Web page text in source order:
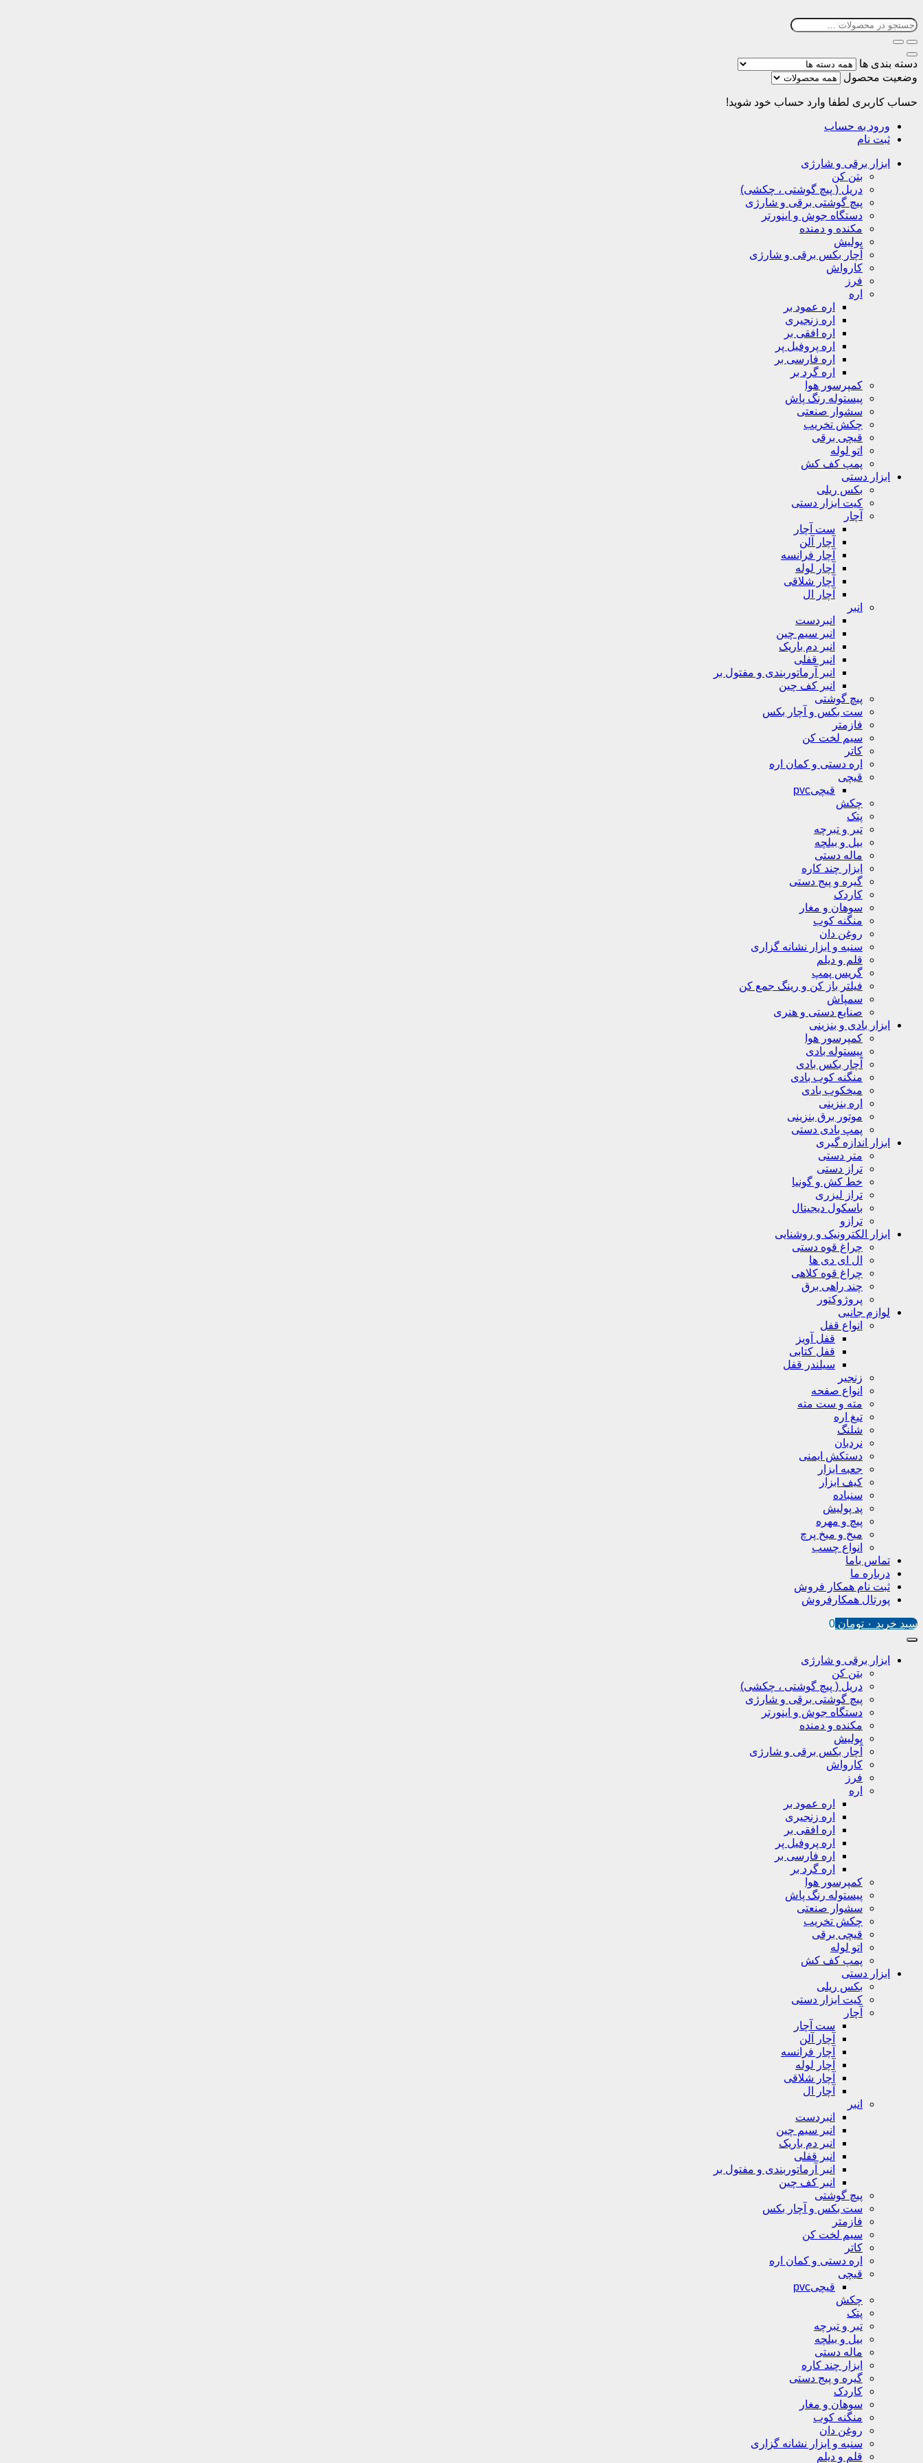
دسته بندی ها
وضعیت محصول
حساب کاربری لطفا وارد حساب خود شوید!
ورود به حساب
ثبت نام
ابزار برقی و شارژی
بتن کن
دریل ( پیچ گوشتی ، چکشی)
پیچ گوشتی برقی و شارژی
دستگاه جوش و اینورتر
مکنده و دمنده
پولیش
آچار بکس برقی و شارژی
کارواش
فرز
اره
اره عمود بر
اره زنجیری
اره افقی بر
اره پروفیل پر
اره فارسی بر
اره گرد بر
کمپرسور هوا
پیستوله رنگ پاش
سشوار صنعتی
چکش تخریب
قیچی برقی
اتو لوله
پمپ کف کش
ابزار دستی
بکس ریلی
کیت ابزار دستی
آچار
ست آچار
آچار آلن
آچار فرانسه
آچار لوله
آچار شلاقی
آچار ال
انبر
انبردست
انبر سیم چین
انبر دم باریک
انبر قفلی
انبر آرماتوربندی و مفتول بر
انبر کف چین
پیچ گوشتی
ست بکس و آچار بکس
فازمتر
سیم لخت کن
کاتر
اره دستی و کمان اره
قیچی
قیچیpvc
چکش
پتک
تبر و تبرچه
بیل و بیلچه
ماله دستی
ابزار چند کاره
گیره و پیج دستی
کاردک
سوهان و مغار
منگنه کوب
روغن دان
سنبه و ابزار نشانه گزاری
قلم و دیلم
گریس پمپ
فیلتر باز کن و رینگ جمع کن
سمپاش
صنایع دستی و هنری
ابزار بادی و بنزینی
کمپرسور هوا
پیستوله بادی
آچار بکس بادی
منگنه کوب بادی
میخکوب بادی
اره بنزینی
موتور برق بنزینی
پمپ بادی دستی
ابزار اندازه گیری
متر دستی
تراز دستی
خط کش و گونیا
تراز لیزری
باسکول دیجیتال
ترازو
ابزار الکترونیک و روشنایی
چراغ قوه دستی
ال ای دی ها
چراغ قوه کلاهی
چند راهی برق
پروژوکتور
لوازم جانبی
انواع قفل
قفل آویز
قفل کتابی
سیلندر قفل
زنجیر
انواع صفحه
مته و ست مته
تیغ اره
شلنگ
نردبان
دستکش ایمنی
جعبه ابزار
کیف ابزار
سنباده
پد پولیش
پیچ و مهره
میخ و میخ پرچ
انواع چسب
تماس باما
درباره ما
ثبت نام همکار فروش
پورتال همکارفروش
سبد خرید ۰ تومان 0
ابزار برقی و شارژی
بتن کن
دریل ( پیچ گوشتی ، چکشی)
پیچ گوشتی برقی و شارژی
دستگاه جوش و اینورتر
مکنده و دمنده
پولیش
آچار بکس برقی و شارژی
کارواش
فرز
اره
اره عمود بر
اره زنجیری
اره افقی بر
اره پروفیل پر
اره فارسی بر
اره گرد بر
کمپرسور هوا
پیستوله رنگ پاش
سشوار صنعتی
چکش تخریب
قیچی برقی
اتو لوله
پمپ کف کش
ابزار دستی
بکس ریلی
کیت ابزار دستی
آچار
ست آچار
آچار آلن
آچار فرانسه
آچار لوله
آچار شلاقی
آچار ال
انبر
انبردست
انبر سیم چین
انبر دم باریک
انبر قفلی
انبر آرماتوربندی و مفتول بر
انبر کف چین
پیچ گوشتی
ست بکس و آچار بکس
فازمتر
سیم لخت کن
کاتر
اره دستی و کمان اره
قیچی
قیچیpvc
چکش
پتک
تبر و تبرچه
بیل و بیلچه
ماله دستی
ابزار چند کاره
گیره و پیج دستی
کاردک
سوهان و مغار
منگنه کوب
روغن دان
سنبه و ابزار نشانه گزاری
قلم و دیلم